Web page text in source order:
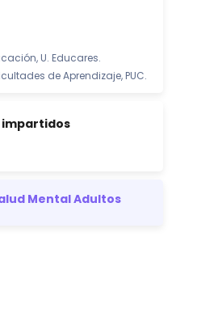
U. Educares.
de Aprendizaje, PUC.
impartidos
Mental Adultos